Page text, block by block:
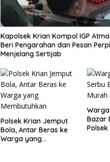
Kapolsek Krian Kompol IGP Atma
Beri Pengarahan dan Pesan
Menjelang Sertijab
Polsek Krian Jemput
Bola, Antar Beras ke
Warga yang
Bazar